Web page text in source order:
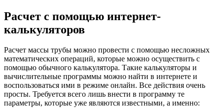
Расчет с помощью интернет-
калькуляторов
Расчет массы трубы можно провести с помощью несложных
математических операций, которые можно осуществить с
помощью обычного калькулятора. Такие калькуляторы и
вычислительные программы можно найти в интернете и
воспользоваться ими в режиме онлайн. Все действия очень
просты. Требуется всего лишь внести в программу те
параметры, которые уже являются известными, а именно: